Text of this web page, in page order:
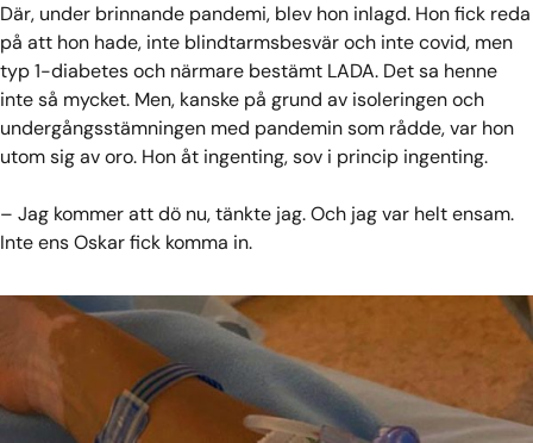
Där, under brinnande pandemi, blev hon inlagd. Hon fick reda
på att hon hade, inte blindtarmsbesvär och inte covid, men
typ 1-diabetes och närmare bestämt LADA. Det sa henne
inte så mycket. Men, kanske på grund av isoleringen och
undergångsstämningen med pandemin som rådde, var hon
utom sig av oro. Hon åt ingenting, sov i princip ingenting.
– Jag kommer att dö nu, tänkte jag. Och jag var helt ensam.
Inte ens Oskar fick komma in.